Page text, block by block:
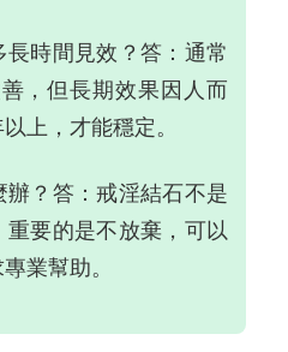
時間見效？答：通常
，但長期效果因人而
上，才能穩定。
辦？答：戒淫結石不是
重要的是不放棄，可以
業幫助。